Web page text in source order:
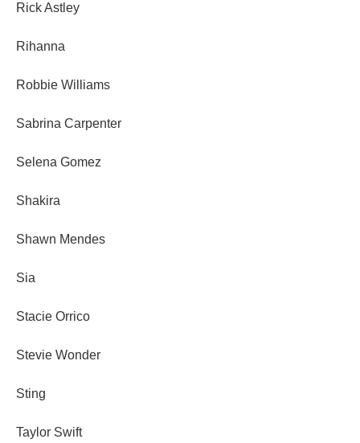
Rick Astley
Rihanna
Robbie Williams
Sabrina Carpenter
Selena Gomez
Shakira
Shawn Mendes
Sia
Stacie Orrico
Stevie Wonder
Sting
Taylor Swift